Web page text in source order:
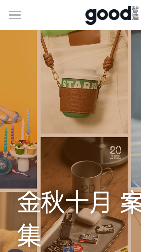
关于古德
服务介绍
最新动态
加入我们
简体中文
e.g. English
400-1888-341
提供技术支持
金秋十月
集